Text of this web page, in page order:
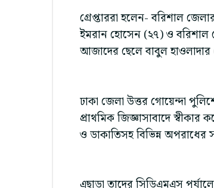
গ্রেপ্তাররা হলেন- বরিশাল
ইমরান হোসেন (২৭) ও বরিশাল
আজাদের ছেলে বাবুল
ঢাকা জেলা উত্তর গোয়েন্দা
প্রাথমিক জিজ্ঞাসাবাদে
ও ডাকাতিসহ বিভিন্ন অপরাধের